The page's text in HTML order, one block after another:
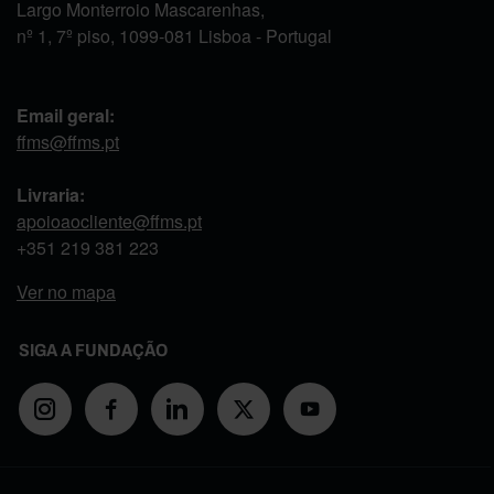
Largo Monterroio Mascarenhas,
nº 1, 7º piso, 1099-081 Lisboa - Portugal
Email geral:
ffms@ffms.pt
Livraria:
apoioaocliente@ffms.pt
+351 219 381 223
Ver no mapa
SIGA A FUNDAÇÃO